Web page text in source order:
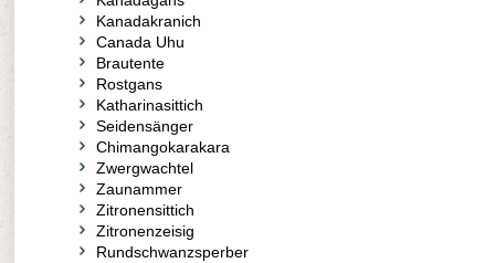
Kanadakranich
Canada Uhu
Brautente
Rostgans
Katharinasittich
Seidensänger
Chimangokarakara
Zwergwachtel
Zaunammer
Zitronensittich
Zitronenzeisig
Rundschwanzsperber